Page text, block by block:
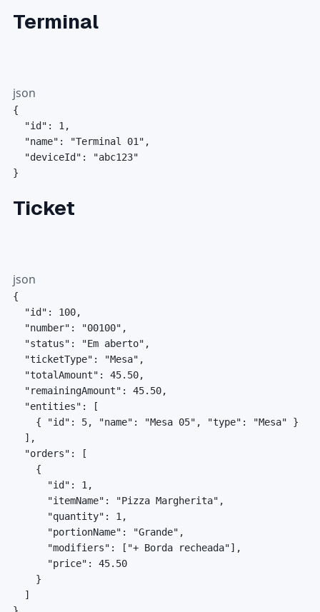
Terminal
json
{
"id" : 1 ,
"name" : "Terminal 01" ,
"deviceId" :
"abc123"
}
Ticket
json
{
"id" : 100,
"number" : "00100" ,
"status" : "Em aberto" ,
"ticketType" : "Mesa" ,
"totalAmount" : 45.50,
"remainingAmount" : 45.50,
"entities" :
[
{
"id" : 5, "name" : "Mesa 05" , "type" : "Mesa"
}
] ,
"orders" :
[
{
"id" : 1 ,
"itemName" : "Pizza Margherita" ,
"quantity" : 1 ,
"portionName" : "Grande" ,
"modifiers" : [ "+ Borda recheada"] ,
"price" :
45.50
}
]